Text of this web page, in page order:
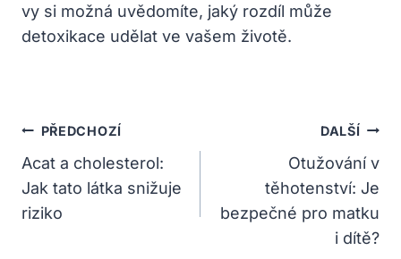
vy si možná uvědomíte, jaký rozdíl může
detoxikace udělat ve vašem životě.
Navigace
Pro
Příspěvek
PŘEDCHOZÍ
Acat a cholesterol:
Jak tato látka snižuje
riziko
DALŠÍ
Otužování v
těhotenství: Je
bezpečné pro matku
i dítě?